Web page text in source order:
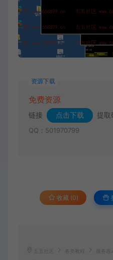
资源下载
免费资源
链接 点击下载 提
QQ：501970799
收藏 (0)
五五社区 各类教程 服务器